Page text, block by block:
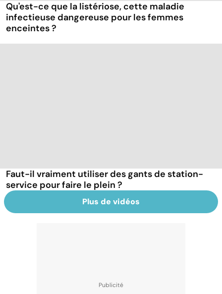
Qu'est-ce que la listériose, cette maladie
infectieuse dangereuse pour les femmes
enceintes ?
Faut-il vraiment utiliser des gants de station-
service pour faire le plein ?
Plus de vidéos